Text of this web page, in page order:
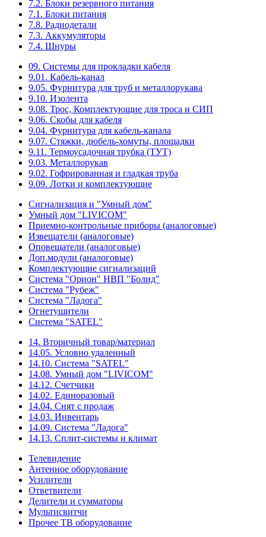
7.2. Блоки резервного питания
7.1. Блоки питания
7.8. Радиодетали
7.3. Аккумуляторы
7.4. Шнуры
09. Системы для прокладки кабеля
9.01. Кабель-канал
9.05. Фурнитура для труб и металлорукава
9.10. Изолента
9.08. Трос, Комплектующие для троса и СИП
9.06. Скобы для кабеля
9.04. Фурнитура для кабель-канала
9.07. Стяжки, дюбель-хомуты, площадки
9.11. Термоусадочная трубка (ТУТ)
9.03. Металлорукав
9.02. Гофрированная и гладкая труба
9.09. Лотки и комплектующие
Сигнализация и "Умный дом"
Умный дом "LIVICOM"
Приемно-контрольные приборы (аналоговые)
Извещатели (аналоговые)
Оповещатели (аналоговые)
Доп.модули (аналоговые)
Комплектующие сигнализаций
Система "Орион" НВП "Болид"
Система "Рубеж"
Система "Ладога"
Огнетушители
Система "SATEL"
14. Вторичный товар/материал
14.05. Условно удаленный
14.10. Система "SATEL"
14.08. Умный дом "LIVICOM"
14.12. Счетчики
14.02. Единоразовый
14.04. Снят с продаж
14.03. Инвентарь
14.09. Система "Ладога"
14.13. Сплит-системы и климат
Телевидение
Антенное оборудование
Усилители
Ответвители
Делители и сумматоры
Мультисвитчи
Прочее ТВ оборудование